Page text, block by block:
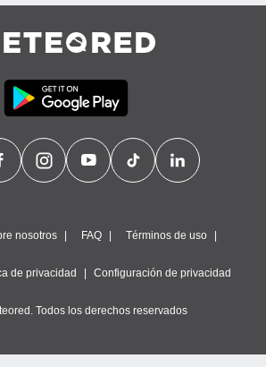
nosotros FAQ Términos de uso
de privacidad Configuración de privacidad
Todos los derechos reservados